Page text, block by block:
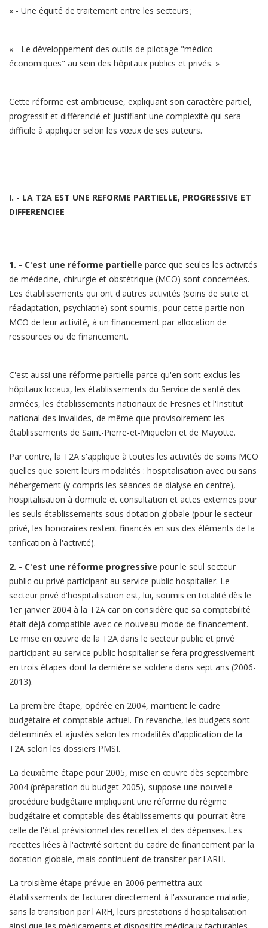
« - Une équité de traitement entre les secteurs ;
« - Le développement des outils de pilotage "médico-
économiques" au sein des hôpitaux publics et privés. »
Cette réforme est ambitieuse, expliquant son caractère partiel,
progressif et différencié et justifiant une complexité qui sera
difficile à appliquer selon les vœux de ses auteurs.
I. - LA T2A EST UNE REFORME PARTIELLE, PROGRESSIVE ET
DIFFERENCIEE
1. - C'est une réforme partielle parce que seules les activités
de médecine, chirurgie et obstétrique (MCO) sont concernées.
Les établissements qui ont d'autres activités (soins de suite et
réadaptation, psychiatrie) sont soumis, pour cette partie non-
MCO de leur activité, à un financement par allocation de
ressources ou de financement.
C'est aussi une réforme partielle parce qu'en sont exclus les
hôpitaux locaux, les établissements du Service de santé des
armées, les établissements nationaux de Fresnes et l'Institut
national des invalides, de même que provisoirement les
établissements de Saint-Pierre-et-Miquelon et de Mayotte.
Par contre, la T2A s'applique à toutes les activités de soins MCO
quelles que soient leurs modalités : hospitalisation avec ou sans
hébergement (y compris les séances de dialyse en centre),
hospitalisation à domicile et consultation et actes externes pour
les seuls établissements sous dotation globale (pour le secteur
privé, les honoraires restent financés en sus des éléments de la
tarification à l'activité).
2. - C'est une réforme progressive pour le seul secteur
public ou privé participant au service public hospitalier. Le
secteur privé d'hospitalisation est, lui, soumis en totalité dès le
1er janvier 2004 à la T2A car on considère que sa comptabilité
était déjà compatible avec ce nouveau mode de financement.
Le mise en œuvre de la T2A dans le secteur public et privé
participant au service public hospitalier se fera progressivement
en trois étapes dont la dernière se soldera dans sept ans (2006-
2013).
La première étape, opérée en 2004, maintient le cadre
budgétaire et comptable actuel. En revanche, les budgets sont
déterminés et ajustés selon les modalités d'application de la
T2A selon les dossiers PMSI.
La deuxième étape pour 2005, mise en œuvre dès septembre
2004 (préparation du budget 2005), suppose une nouvelle
procédure budgétaire impliquant une réforme du régime
budgétaire et comptable des établissements qui pourrait être
celle de l'état prévisionnel des recettes et des dépenses. Les
recettes liées à l'activité sortent du cadre de financement par la
dotation globale, mais continuent de transiter par l'ARH.
La troisième étape prévue en 2006 permettra aux
établissements de facturer directement à l'assurance maladie,
sans la transition par l'ARH, leurs prestations d'hospitalisation